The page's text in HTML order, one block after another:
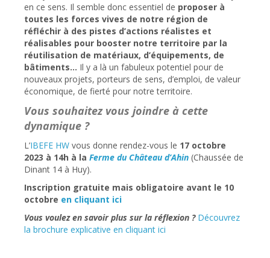
en ce sens. Il semble donc essentiel de proposer à
toutes les forces vives de notre région de
réfléchir à des pistes d’actions réalistes et
réalisables pour booster notre territoire par la
réutilisation de matériaux, d’équipements, de
bâtiments… Il y a là un fabuleux potentiel pour de
nouveaux projets, porteurs de sens, d’emploi, de valeur
économique, de fierté pour notre territoire.
Vous souhaitez vous joindre à cette
dynamique ?
L’IBEFE HW vous donne rendez-vous le 17 octobre
2023 à 14h à la Ferme du Château d’Ahin (Chaussée de
Dinant 14 à Huy).
Inscription gratuite mais obligatoire avant le 10
octobre en cliquant ici
Vous voulez en savoir plus sur la réflexion ? Découvrez
la brochure explicative en cliquant ici